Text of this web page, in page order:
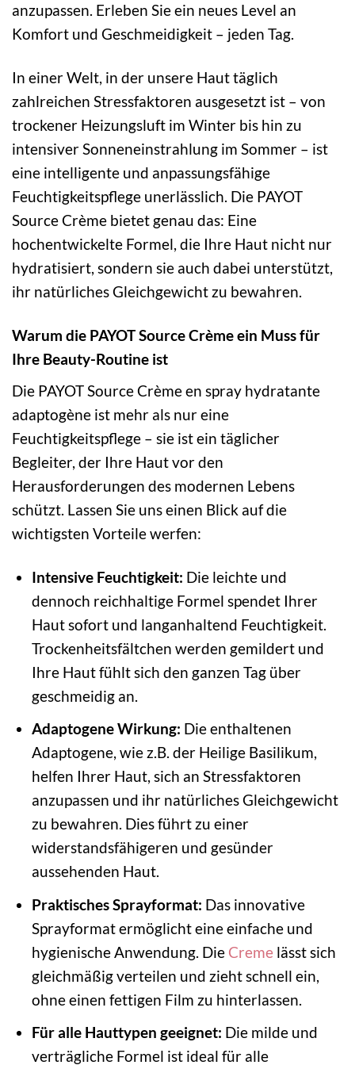
anzupassen. Erleben Sie ein neues Level an
Komfort und Geschmeidigkeit – jeden Tag.
In einer Welt, in der unsere Haut täglich
zahlreichen Stressfaktoren ausgesetzt ist – von
trockener Heizungsluft im Winter bis hin zu
intensiver Sonneneinstrahlung im Sommer – ist
eine intelligente und anpassungsfähige
Feuchtigkeitspflege unerlässlich. Die PAYOT
Source Crème bietet genau das: Eine
hochentwickelte Formel, die Ihre Haut nicht nur
hydratisiert, sondern sie auch dabei unterstützt,
ihr natürliches Gleichgewicht zu bewahren.
Warum die PAYOT Source Crème ein Muss für
Ihre Beauty-Routine ist
Die PAYOT Source Crème en spray hydratante
adaptogène ist mehr als nur eine
Feuchtigkeitspflege – sie ist ein täglicher
Begleiter, der Ihre Haut vor den
Herausforderungen des modernen Lebens
schützt. Lassen Sie uns einen Blick auf die
wichtigsten Vorteile werfen:
Intensive Feuchtigkeit: Die leichte und
dennoch reichhaltige Formel spendet Ihrer
Haut sofort und langanhaltend Feuchtigkeit.
Trockenheitsfältchen werden gemildert und
Ihre Haut fühlt sich den ganzen Tag über
geschmeidig an.
Adaptogene Wirkung: Die enthaltenen
Adaptogene, wie z.B. der Heilige Basilikum,
helfen Ihrer Haut, sich an Stressfaktoren
anzupassen und ihr natürliches Gleichgewicht
zu bewahren. Dies führt zu einer
widerstandsfähigeren und gesünder
aussehenden Haut.
Praktisches Sprayformat: Das innovative
Sprayformat ermöglicht eine einfache und
hygienische Anwendung. Die Cremelässt sich
gleichmäßig verteilen und zieht schnell ein,
ohne einen fettigen Film zu hinterlassen.
Für alle Hauttypen geeignet: Die milde und
verträgliche Formel ist ideal für alle